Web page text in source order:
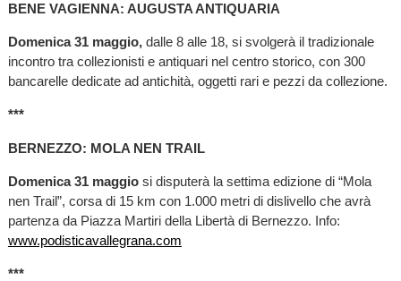
BENE VAGIENNA: AUGUSTA ANTIQUARIA
Domenica 31 maggio, dalle 8 alle 18, si svolgerà il tradizionale
incontro tra collezionisti e antiquari nel centro storico, con 300
bancarelle dedicate ad antichità, oggetti rari e pezzi da collezione.
***
BERNEZZO: MOLA NEN TRAIL
Domenica 31 maggio si disputerà la settima edizione di “Mola
nen Trail”, corsa di 15 km con 1.000 metri di dislivello che avrà
partenza da Piazza Martiri della Libertà di Bernezzo. Info:
www.podisticavallegrana.com
***